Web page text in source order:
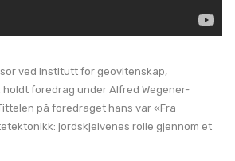
ved Institutt for geovitenskap,
foredrag under Alfred Wegener-
på foredraget hans var «Fra
jordskjelvenes rolle gjennom et